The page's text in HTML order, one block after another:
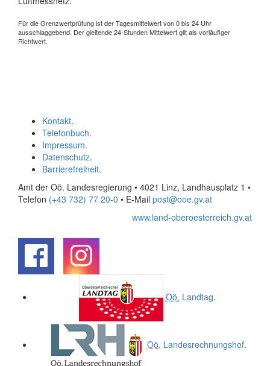
Für die Grenzwertprüfung ist der Tagesmittelwert von 0 bis 24 Uhr
ausschlaggebend. Der gleitende 24-Stunden Mittelwert gilt als vorläufiger
Richtwert.
Kontakt.
Telefonbuch.
Impressum.
Datenschutz.
Barrierefreiheit.
Amt der Oö. Landesregierung • 4021 Linz, Landhausplatz 1 •
Telefon (+43 732) 77 20-0 • E-Mail post@ooe.gv.at
www.land-oberoesterreich.gv.at
Oö. Landtag.
Oö. Landesrechnungshof.